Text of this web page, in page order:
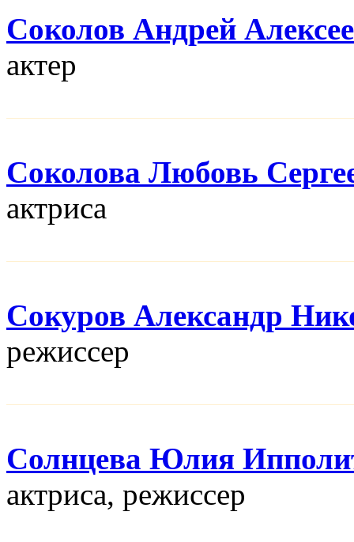
Соколов Андрей
актер
Соколова Любовь
актриса
Сокуров Александр
режисcер
Солнцева Юлия
актриса, режисcер